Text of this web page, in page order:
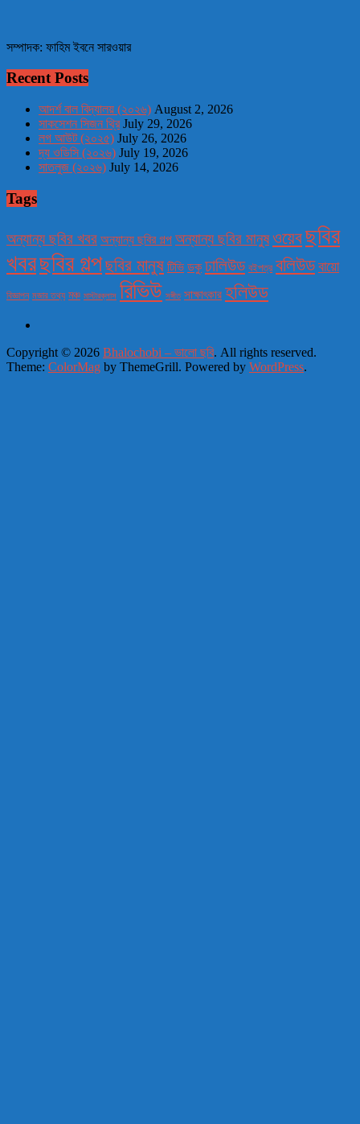
সম্পাদক: ফাহিম ইবনে সারওয়ার
Recent Posts
আদর্শ বাল বিদ্যালয় (২০২৬) August 2, 2026
সাকসেশন সিজন থ্রি July 29, 2026
লগ আউট (২০২৫) July 26, 2026
দ্য ওডিসি (২০২৬) July 19, 2026
সাতলুজ (২০২৬) July 14, 2026
Tags
অন্যান্য ছবির খবর অন্যান্য ছবির গল্প অন্যান্য ছবির মানুষওয়েবছবির
খবরছবির গল্পছবির মানুষ টিভি ডকু ঢালিউড বইপত্র বলিউড বায়ো
বিজ্ঞাপন মজার তথ্য মঞ্চ মাস্টারক্লাস রিভিউ সঙ্গীত সাক্ষাৎকার হলিউড
Copyright © 2026 Bhalochobi – ভালো ছবি. All rights reserved.
Theme: ColorMag by ThemeGrill. Powered by WordPress.